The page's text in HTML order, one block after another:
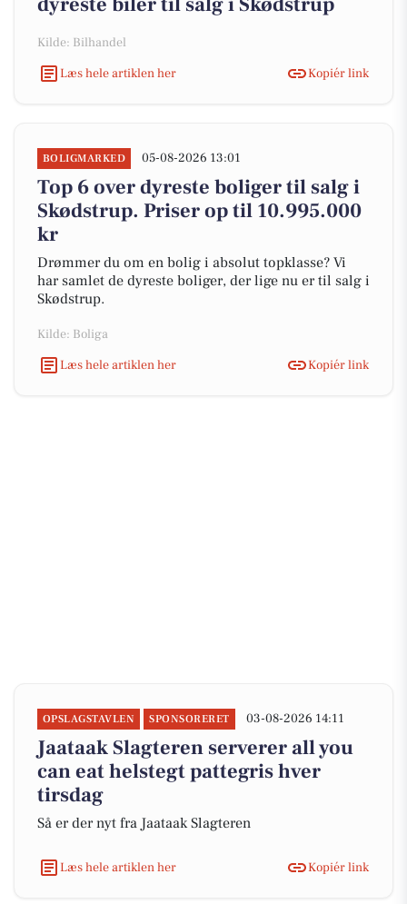
Kilde: Bilhandel
Læs hele artiklen her
Kopiér link
BOLIGMARKED 05-08-2026 13:01
Top 6 over dyreste boliger til salg i
Skødstrup. Priser op til 10.995.000
kr
Drømmer du om en bolig i absolut topklasse? Vi
har samlet de dyreste boliger, der lige nu er til salg i
Skødstrup.
Kilde: Boliga
Læs hele artiklen her
Kopiér link
OPSLAGSTAVLEN SPONSORERET 03-08-2026 14:11
Jaataak Slagteren serverer all you
can eat helstegt pattegris hver
tirsdag
Så er der nyt fra Jaataak Slagteren
Læs hele artiklen her Kopiér link